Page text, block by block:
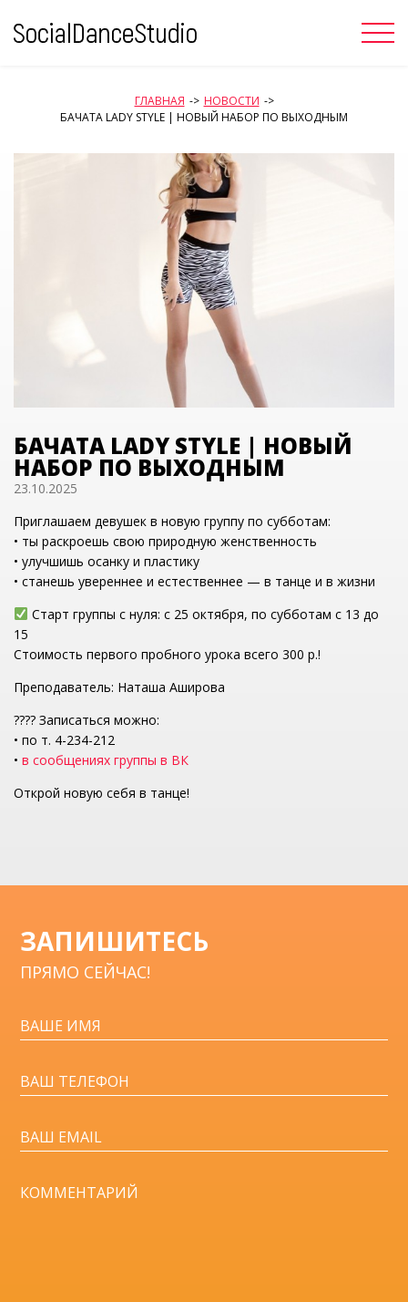
content
ГЛАВНАЯ -> НОВОСТИ ->
БАЧАТА LADY STYLE | НОВЫЙ НАБОР ПО ВЫХОДНЫМ
БАЧАТА LADY STYLE | НОВЫЙ
НАБОР ПО ВЫХОДНЫМ
23.10.2025
Приглашаем девушек в новую группу по субботам:
• ты раскроешь свою природную женственность
• улучшишь осанку и пластику
• станешь увереннее и естественнее — в танце и в жизни
Старт группы с нуля: с 25 октября, по субботам с 13 до
15
Стоимость первого пробного урока всего 300 р.!
Преподаватель: Наташа Аширова
???? Записаться можно:
• по т. 4-234-212
• в сообщениях группы в ВК
Открой новую себя в танце!
ЗАПИШИТЕСЬ
ПРЯМО СЕЙЧАС!